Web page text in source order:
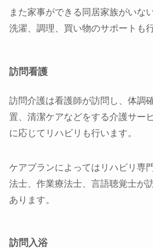
また家事ができる同居家族がいな
洗濯、調理、買い物のサポートも
訪問看護
訪問介護は看護師が訪問し、体調
置、清潔ケアなどをする介護サー
に応じてリハビリも行います。
ケアプランによってはリハビリ専
法士、作業療法士、言語聴覚士が
あります。
訪問入浴